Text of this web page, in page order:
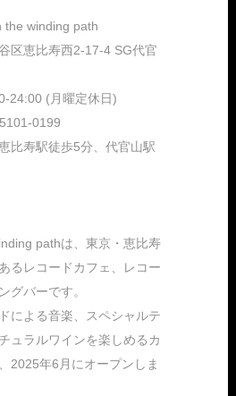
the winding path
区恵比寿西2-17-4 SG代官
24:00 (月曜定休日)
0199
比寿駅徒歩5分、代官山駅
pathは、東京・恵比寿
るレコードカフェ、レコー
グバーです。
による音楽、スペシャルテ
ュラルワインを楽しめるカ
2025年6月にオープンしま